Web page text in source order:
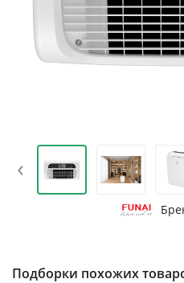
‹
Подборки похожих